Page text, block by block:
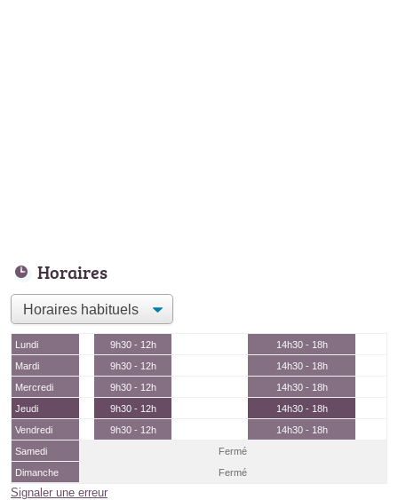
Horaires
Lundi 9h30 - 12h
14h30 - 18h
Mardi
9h30 - 12h
14h30 - 18h
Mercredi
9h30 - 12h
14h30 - 18h
Jeudi
9h30 - 12h
14h30 - 18h
Vendredi
9h30 - 12h
14h30 - 18h
Samedi
Fermé
Dimanche
Fermé
Signaler une erreur